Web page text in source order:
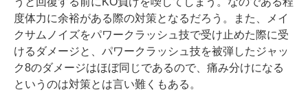
度体力に余裕がある際の対策となるだろう。また、メイ
クサムノイズをパワークラッシュ技で受け止めた際に受
けるダメージと、パワークラッシュ技を被弾したジャッ
ク8のダメージはほぼ同じであるので、痛み分けになる
というのは対策とは言い難くもある。